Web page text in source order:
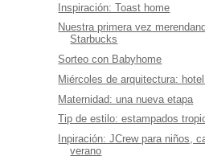
Inspiración: Toast home
Nuestra primera vez
Starbucks
Sorteo con Babyhome
Miércoles de arquitectura:
Maternidad: una nueva etapa
Tip de estilo: estampados
Inpiración: JCrew para niños,
verano